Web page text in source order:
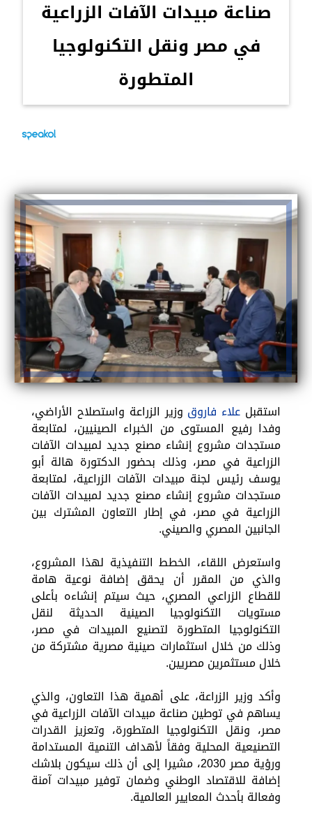
صناعة مبيدات الآفات الزراعية
في مصر ونقل التكنولوجيا
المتطورة
استقبل علاء فاروق وزير الزراعة واستصلاح الأراضي،
وفدا رفيع المستوى من الخبراء الصينيين، لمتابعة
مستجدات مشروع إنشاء مصنع جديد لمبيدات الآفات
الزراعية في مصر، وذلك بحضور الدكتورة هالة أبو
يوسف رئيس لجنة مبيدات الآفات الزراعية، لمتابعة
مستجدات مشروع إنشاء مصنع جديد لمبيدات الآفات
الزراعية في مصر، في إطار التعاون المشترك بين
الجانبين المصري والصيني.
واستعرض اللقاء، الخطط التنفيذية لهذا المشروع،
والذي من المقرر أن يحقق إضافة نوعية هامة
للقطاع الزراعي المصري، حيث سيتم إنشاءه بأعلى
مستويات التكنولوجيا الصينية الحديثة لنقل
التكنولوجيا المتطورة لتصنيع المبيدات في مصر،
وذلك من خلال استثمارات صينية مصرية مشتركة من
خلال مستثمرين مصريين.
وأكد وزير الزراعة، على أهمية هذا التعاون، والذي
يساهم في توطين صناعة مبيدات الآفات الزراعية في
مصر، ونقل التكنولوجيا المتطورة، وتعزيز القدرات
التصنيعية المحلية وفقاً لأهداف التنمية المستدامة
ورؤية مصر 2030، مشيرا إلى أن ذلك سيكون بلاشك
إضافة للاقتصاد الوطني وضمان توفير مبيدات آمنة
وفعالة بأحدث المعايير العالمية.